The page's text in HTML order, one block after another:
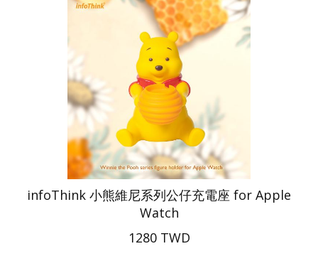
infoThink 小熊維尼系列公仔充電座 for Apple
Watch
1280 TWD